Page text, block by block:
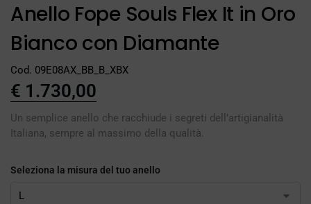
Anello Fope Souls Flex It in Oro
Bianco con Diamante
Cod. 09E08AX_BB_B_XBX
€ 1.730,00
Un semplice anello che racchiude i segreti dell’artigianalità
Italiana, sempre al massimo della qualità.
Seleziona la misura del tuo anello